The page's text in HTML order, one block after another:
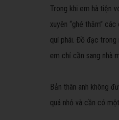
Trong khi em hà tiện
xuyên “ghé thăm”
quí phái. Đồ đạc trong
em chỉ cần sang nhà
Bản thân anh không
quá nhỏ và cần có